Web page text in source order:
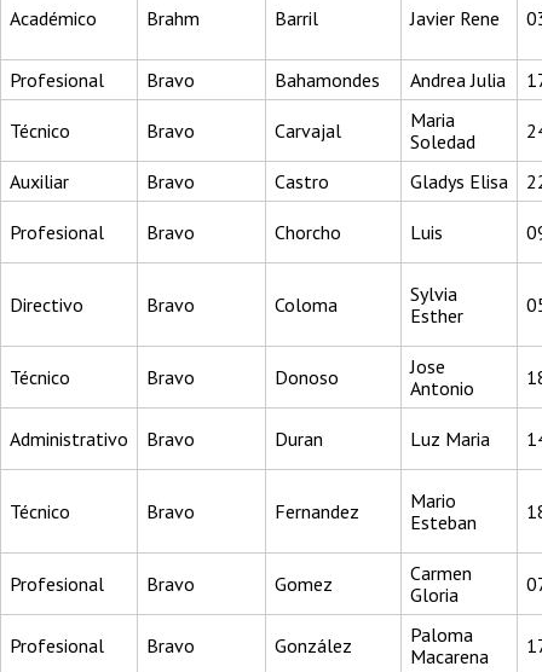
Académico Brahm Barril Javier Rene
Profesional Bravo Bahamondes Andrea Julia
Técnico Bravo Carvajal
Maria
Soledad
Auxiliar Bravo Castro Gladys Elisa
Profesional Bravo Chorcho Luis
Directivo Bravo Coloma
Sylvia
Esther
Técnico Bravo Donoso
Jose
Antonio
Administrativo Bravo Duran Luz Maria
Técnico Bravo Fernandez
Mario
Esteban
Profesional Bravo Gomez
Carmen
Gloria
Profesional Bravo González
Paloma
Macarena